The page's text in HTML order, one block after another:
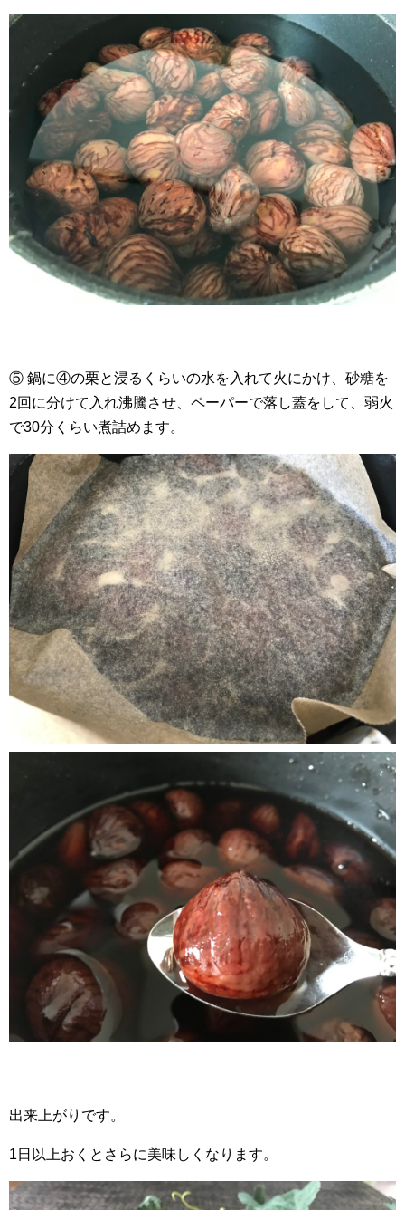
⑤ 鍋に④の栗と浸るくらいの水を入れて火にかけ、砂糖を
2回に分けて入れ沸騰させ、ペーパーで落し蓋をして、弱火
で30分くらい煮詰めます。
出来上がりです。
1日以上おくとさらに美味しくなります。